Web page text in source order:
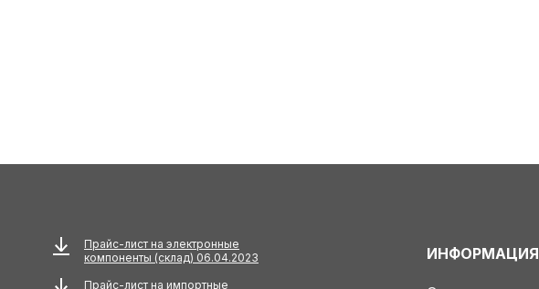
Прайс-лист на электронные
компоненты (склад) 06.04.2023
Прайс-лист на импортные
ИНФОРМАЦИЯ